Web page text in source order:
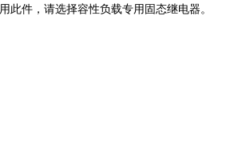
此件，请选择容性负载专用固态继电器。